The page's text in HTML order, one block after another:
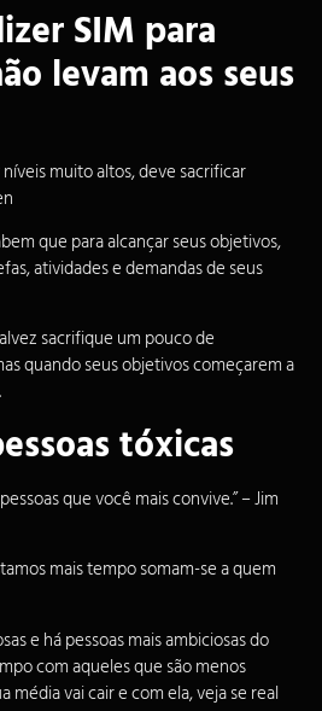
SIM para
levam aos seus
muito altos, deve sacrificar
que para alcançar seus objetivos,
atividades e demandas de seus
sacrifique um pouco de
quando seus objetivos começarem a
tóxicas
que você mais convive.” – Jim
mais tempo somam-se a quem
e há pessoas mais ambiciosas do
com aqueles que são menos
média vai cair e com ela, veja se real